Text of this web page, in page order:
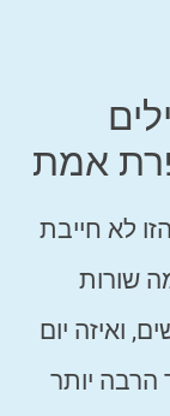
אמת
לא חייבת
שורות
ואיזה יום
הרבה יותר